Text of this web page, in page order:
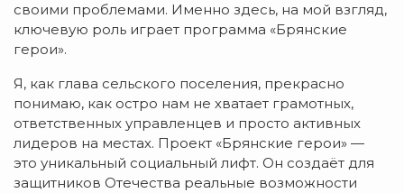
своими проблемами. Именно здесь, на мой взгляд,
ключевую роль играет программа «Брянские
герои».
Я, как глава сельского поселения, прекрасно
понимаю, как остро нам не хватает грамотных,
ответственных управленцев и просто активных
лидеров на местах. Проект «Брянские герои» —
это уникальный социальный лифт. Он создаёт для
защитников Отечества реальные возможности